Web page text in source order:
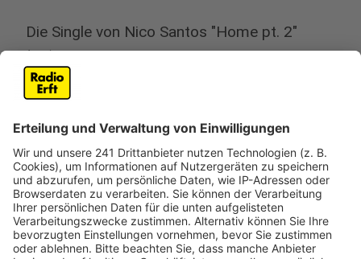
Die Single von Nico Santos "Home pt. 2"
Anzeige
Wir benötigen Ihre
Zustimmung, um den YouTube
Video-Service zu laden!
Wir verwenden einen Service eines
Drittanbieters, um Videoinhalte
einzubetten. Dieser Service kann